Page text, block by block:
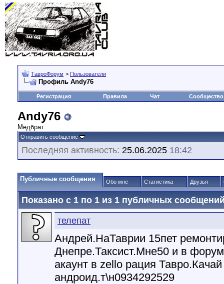
ТавроФорум > Пользователи
Профиль Andy76
Регистрация Правила Чат Сообщество
Andy76
Медбрат
Отправить сообщение
Последняя активность: 25.06.2025 18:42
Публичные сообщения Обо мне Статистика Друзья
Показано с 1 по 1 из 1 публичных
телепат
Андрей.НаТаврии 15пет
Днепре.Таксист.Мне50 и в
акаунт в zello рация
андроид.т\н0934292529